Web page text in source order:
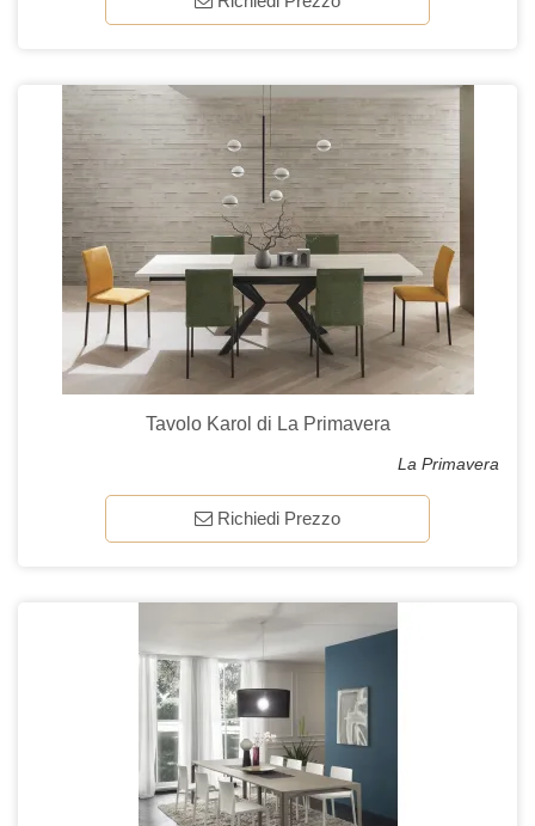
Tavolo Karol di La Primavera
La Primavera
Richiedi Prezzo